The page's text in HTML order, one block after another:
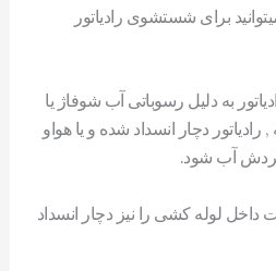
برای شستشوی رادیاتور
به دلیل رسوباتی آب شوفاژ یا
دچار انسداد شده و یا هواو
گردش آب شود.
داخل لوله کشی را نیز دچار انسداد